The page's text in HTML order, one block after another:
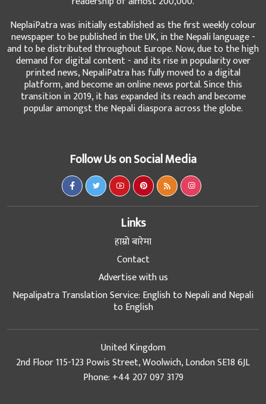
NeplaiPatra was initially established as the first weekly colour
newspaper to be published in the UK, in the Nepali language -
and to be distributed throughout Europe. Now, due to the high
demand for digital content - and its rise in popularity over
printed news, NepaliPatra has fully moved to a digital
platform, and become an online news portal. Since this
transition in 2019, it has expanded its reach and become
popular amongst the Nepali diaspora across the globe.
Follow Us on Social Media
Links
हाम्रो बारेमा
Contact
Advertise with us
Nepalipatra Translation Service: English to Nepali and Nepali
to English
United Kingdom
2nd Floor 115-123 Powis Street, Woolwich, London SE18 6JL
Phone: +44 207 097 3179